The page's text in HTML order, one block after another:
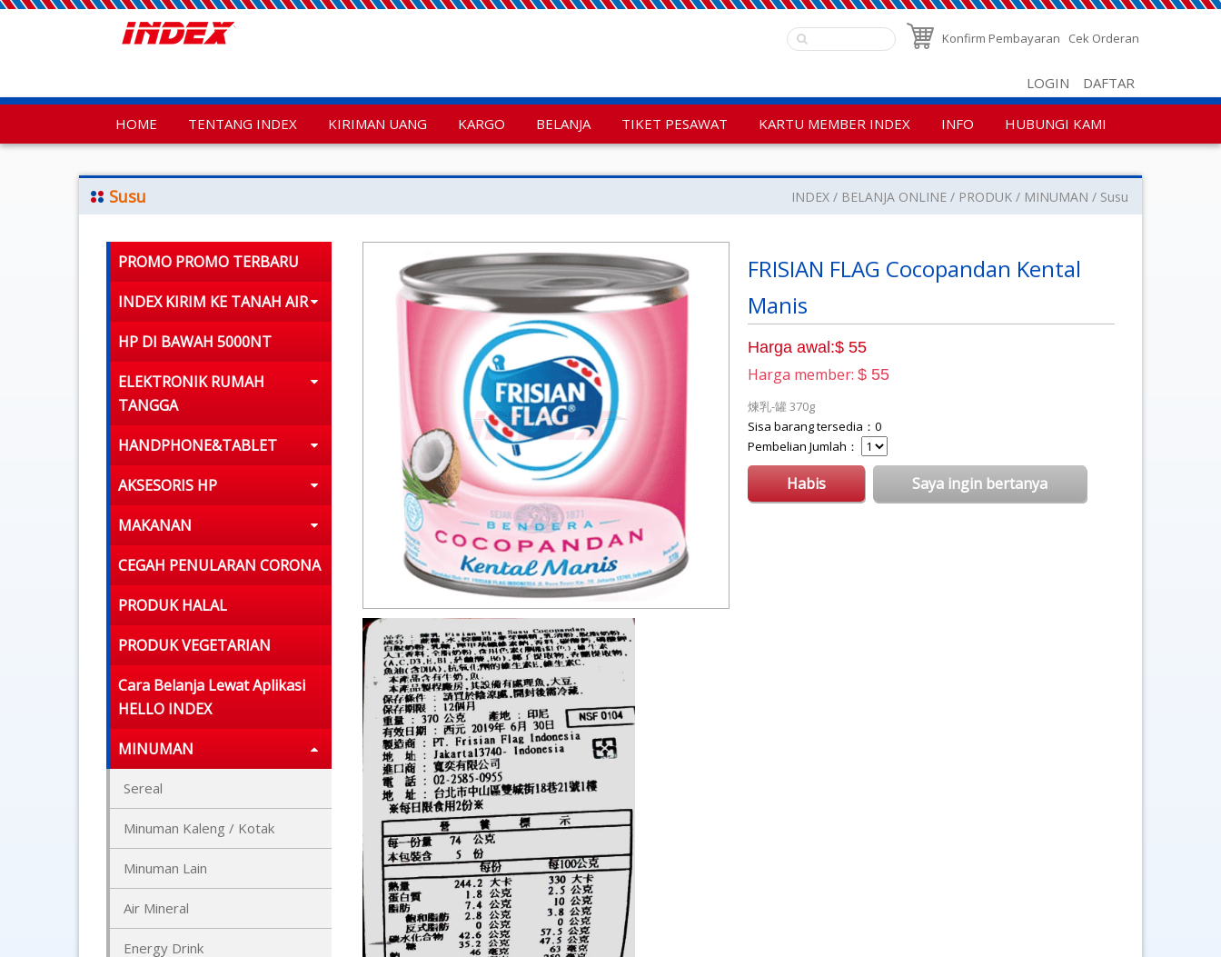
Konfirm Pembayaran Cek Orderan
LOGIN DAFTAR
HOME TENTANG INDEX KIRIMAN UANG KARGO BELANJA TIKET PESAWAT KARTU MEMBER INDEX INFO HUBUNGI KAMI
Susu INDEX BELANJA ONLINE PRODUK MINUMAN Susu
PROMO PROMO TERBARU
INDEX KIRIM KE TANAH AIR
HP DI BAWAH 5000NT
ELEKTRONIK RUMAH
TANGGA
HANDPHONE&TABLET
AKSESORIS HP
MAKANAN
CEGAH PENULARAN CORONA
PRODUK HALAL
PRODUK VEGETARIAN
Cara Belanja Lewat Aplikasi
HELLO INDEX
MINUMAN
Sereal
Minuman Kaleng / Kotak
Minuman Lain
Air Mineral
Energy Drink
FRISIAN FLAG Cocopandan Kental
Manis
Harga awal:$ 55
Harga member:$ 55
煉乳-罐 370g
Sisa barang tersedia：0
Pembelian Jumlah：
Habis Saya ingin bertanya